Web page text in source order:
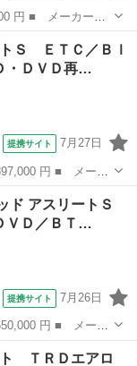
■ グレード名：
ロール ナビ アル
Ｓ ＥＴＣ／Ｂｌ
・ＤＶＤ再…
提携サイト 7月27日
ド名： アスリー
ＶＤ再生／バック
ド アスリートＳ
ＶＤ／ＢＴ…
提携サイト 7月26日
ド ■ グレード
Ｄ／ＢＴ／Ｂカメ
ト ＴＲＤエアロ